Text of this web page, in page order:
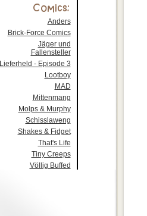
Anders
Brick-Force Comics
Jäger und
Fallensteller
Lieferheld - Episode 3
Lootboy
MAD
Mittenmang
Molps & Murphy
Schisslaweng
Shakes & Fidget
That's Life
Tiny Creeps
Völlig Buffed